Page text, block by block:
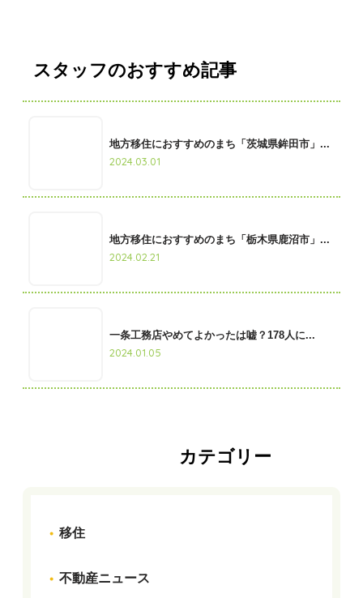
スタッフのおすすめ記事
地方移住におすすめのまち「茨城県鉾田市」...
2024.03.01
地方移住におすすめのまち「栃木県鹿沼市」...
2024.02.21
一条工務店やめてよかったは嘘？178人に...
2024.01.05
カテゴリー
移住
不動産ニュース